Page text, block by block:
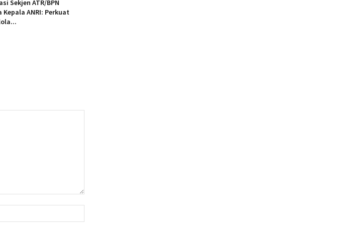
Sekjen ATR/BPN
Kepala ANRI: Perkuat